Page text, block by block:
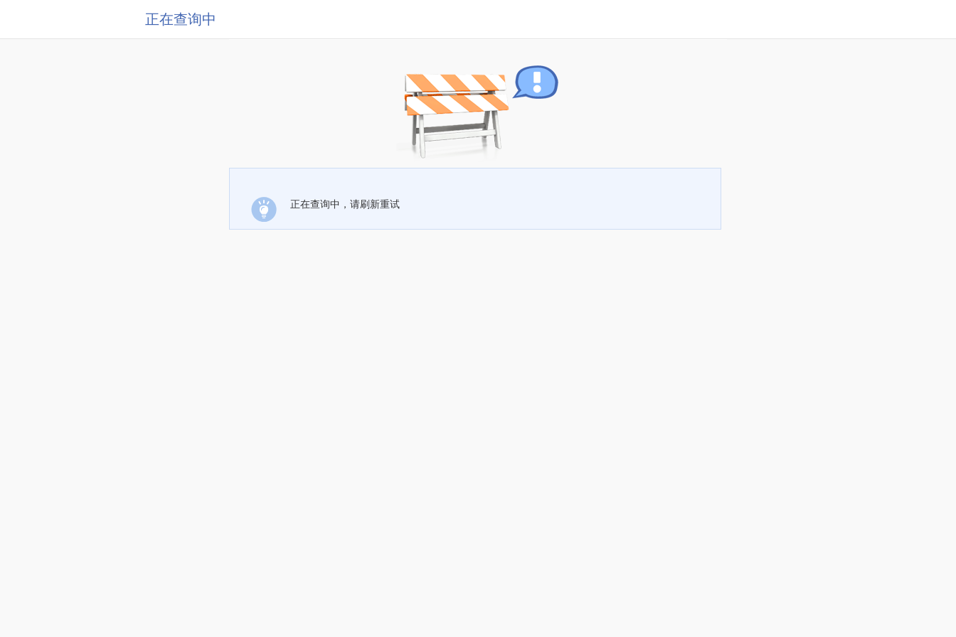
正在查询中
正在查询中，请刷新重试